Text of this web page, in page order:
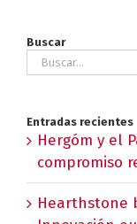
Buscar
Buscar:
Entradas recientes
Hergóm y el
compromiso
Hearthstone